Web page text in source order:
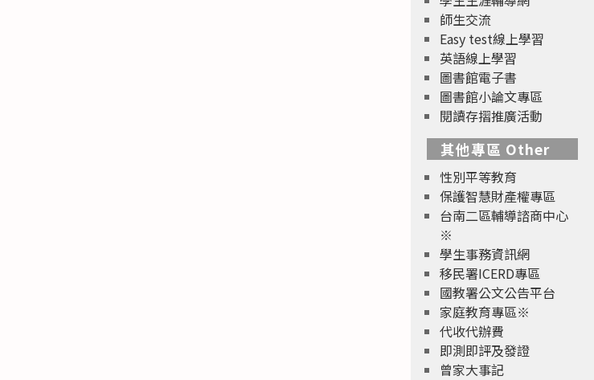
師生交流
Easy test線上學習
英語線上學習
圖書館電子書
圖書館小論文專區
閱讀存摺推廣活動
其他專區 Other
性別平等教育
保護智慧財產權專區
台南二區輔導諮商中心
※
學生事務資訊網
移民署ICERD專區
國教署公文公告平台
家庭教育專區※
代收代辦費
即測即評及發證
曾家大事記